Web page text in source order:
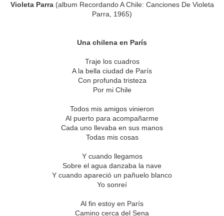
Violeta Parra (album Recordando A Chile: Canciones De Violeta
Parra, 1965)
Una chilena en París
Traje los cuadros
A la bella ciudad de París
Con profunda tristeza
Por mi Chile
Todos mis amigos vinieron
Al puerto para acompañarme
Cada uno llevaba en sus manos
Todas mis cosas
Y cuando llegamos
Sobre el agua danzaba la nave
Y cuando apareció un pañuelo blanco
Yo sonreí
Al fin estoy en París
Camino cerca del Sena